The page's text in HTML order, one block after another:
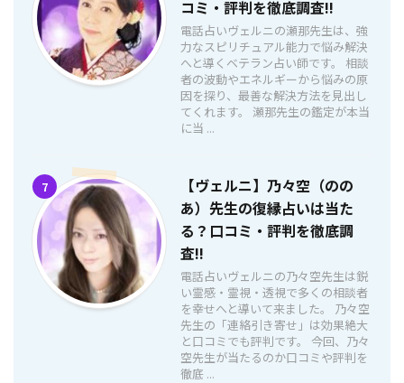
コミ・評判を徹底調査!!
電話占いヴェルニの瀬那先生は、強
力なスピリチュアル能力で悩み解決
へと導くベテラン占い師です。 相談
者の波動やエネルギーから悩みの原
因を探り、最善な解決方法を見出し
てくれます。 瀬那先生の鑑定が本当
に当 ...
7
【ヴェルニ】乃々空（のの
あ）先生の復縁占いは当た
る？口コミ・評判を徹底調
査!!
電話占いヴェルニの乃々空先生は鋭
い霊感・霊視・透視で多くの相談者
を幸せへと導いて来ました。 乃々空
先生の「連絡引き寄せ」は効果絶大
と口コミでも評判です。 今回、乃々
空先生が当たるのか口コミや評判を
徹底 ...